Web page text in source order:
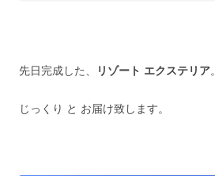
先日完成した、 リゾート エクステリア。
じっくり と お届け致します。